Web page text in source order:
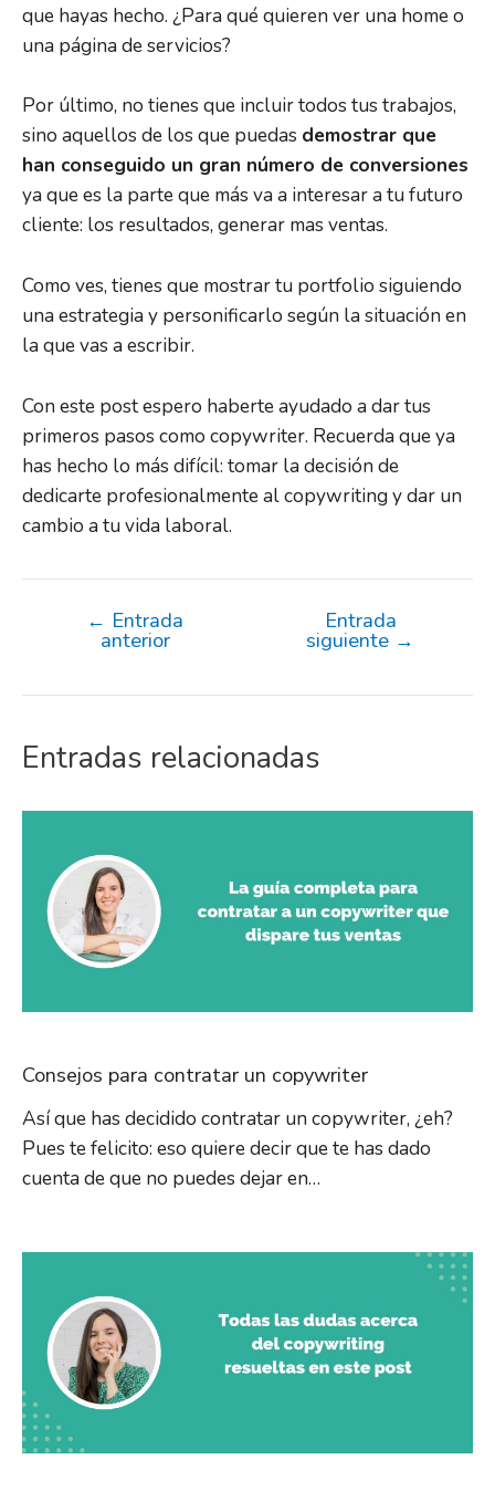
que hayas hecho. ¿Para qué quieren ver una home o
una página de servicios?
Por último, no tienes que incluir todos tus trabajos,
sino aquellos de los que puedas demostrar que
han conseguido un gran número de conversiones
ya que es la parte que más va a interesar a tu futuro
cliente: los resultados, generar mas ventas.
Como ves, tienes que mostrar tu portfolio siguiendo
una estrategia y personificarlo según la situación en
la que vas a escribir.
Con este post espero haberte ayudado a dar tus
primeros pasos como copywriter. Recuerda que ya
has hecho lo más difícil: tomar la decisión de
dedicarte profesionalmente al copywriting y dar un
cambio a tu vida laboral.
← Entrada
anterior
Entrada
siguiente →
Entradas relacionadas
Consejos para contratar un copywriter
Así que has decidido contratar un copywriter, ¿eh?
Pues te felicito: eso quiere decir que te has dado
cuenta de que no puedes dejar en…